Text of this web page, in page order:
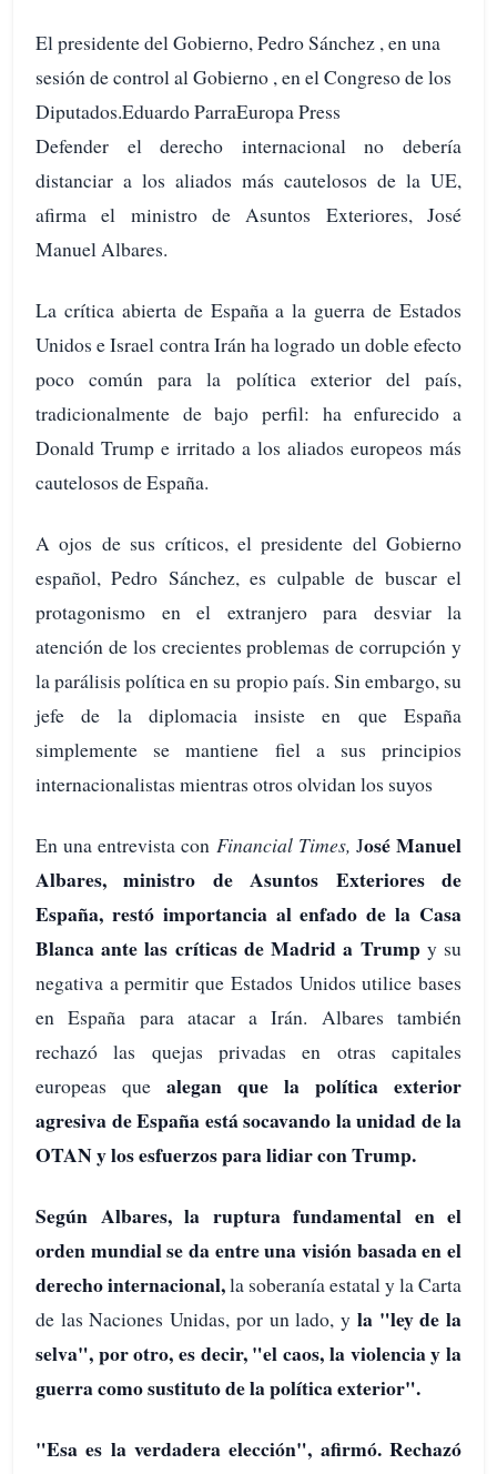
El presidente del Gobierno, Pedro Sánchez , en una
sesión de control al Gobierno , en el Congreso de los
Diputados.Eduardo ParraEuropa Press
Defender el derecho internacional no debería
distanciar a los aliados más cautelosos de la UE,
afirma el ministro de Asuntos Exteriores, José
Manuel Albares.
La crítica abierta de España a la guerra de Estados
Unidos e Israel contra Irán ha logrado un doble efecto
poco común para la política exterior del país,
tradicionalmente de bajo perfil: ha enfurecido a
Donald Trump e irritado a los aliados europeos más
cautelosos de España.
A ojos de sus críticos, el presidente del Gobierno
español, Pedro Sánchez, es culpable de buscar el
protagonismo en el extranjero para desviar la
atención de los crecientes problemas de corrupción y
la parálisis política en su propio país. Sin embargo, su
jefe de la diplomacia insiste en que España
simplemente se mantiene fiel a sus principios
internacionalistas mientras otros olvidan los suyos
En una entrevista con Financial Times, José Manuel
Albares, ministro de Asuntos Exteriores de
España, restó importancia al enfado de la Casa
Blanca ante las críticas de Madrid a Trump y su
negativa a permitir que Estados Unidos utilice bases
en España para atacar a Irán. Albares también
rechazó las quejas privadas en otras capitales
europeas que alegan que la política exterior
agresiva de España está socavando la unidad de la
OTAN y los esfuerzos para lidiar con Trump.
Según Albares, la ruptura fundamental en el
orden mundial se da entre una visión basada en el
derecho internacional,la soberanía estatal y la Carta
de las Naciones Unidas, por un lado, y la "ley de la
selva", por otro, es decir, "el caos, la violencia y la
guerra como sustituto de la política exterior".
"Esa es la verdadera elección", afirmó. Rechazó